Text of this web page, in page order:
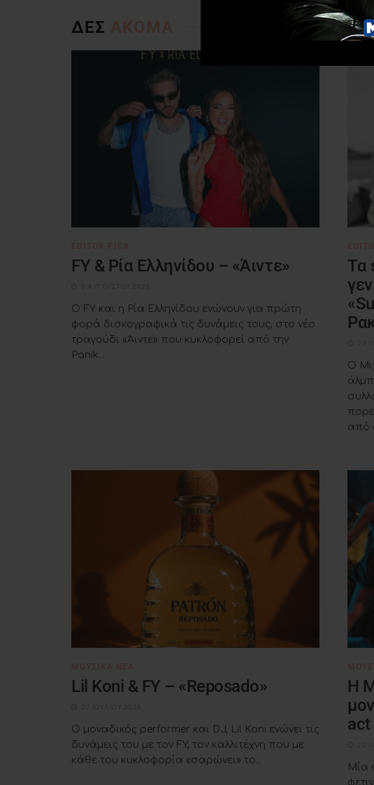
ΔΕΣ
FY & Ρία Ελληνίδου – «Άιντε»
Ο FY και η Ρία Ελληνίδου ενώνουν για πρώτη
φορά δισκογραφικά τις δυνάμεις τους, στο νέο
τραγούδι «Άιντε» που κυκλοφορεί από την
Panik...
Τα
Ο
από
Lil Koni & FY – «Reposado»
Ο μοναδικός performer και DJ, Lil Koni ενώνει τις
δυνάμεις του με τον FY, τον καλλιτέχνη που με
κάθε του κυκλοφορία «σαρώνει» το...
H
act
Μία